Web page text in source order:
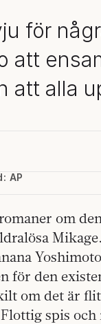
för
att
att alla
AP
om
för den
om det är
spis